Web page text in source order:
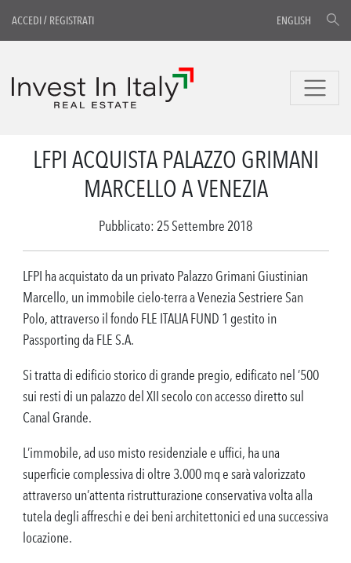
ACCEDI/ REGISTRATI ENGLISH
LFPI ACQUISTA PALAZZO GRIMANI
MARCELLO A VENEZIA
Pubblicato: 25 Settembre 2018
LFPI ha acquistato da un privato Palazzo Grimani Giustinian
Marcello, un immobile cielo-terra a Venezia Sestriere San
Polo, attraverso il fondo FLE ITALIA FUND 1 gestito in
Passporting da FLE S.A.
Si tratta di edificio storico di grande pregio, edificato nel ’500
sui resti di un palazzo del XII secolo con accesso diretto sul
Canal Grande.
L’immobile, ad uso misto residenziale e uffici, ha una
superficie complessiva di oltre 3.000 mq e sarà valorizzato
attraverso un’attenta ristrutturazione conservativa volta alla
tutela degli affreschi e dei beni architettonici ed una successiva
locazione.